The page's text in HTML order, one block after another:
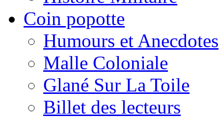
Coin popotte
Humours et Anecdotes
Malle Coloniale
Glané Sur La Toile
Billet des lecteurs